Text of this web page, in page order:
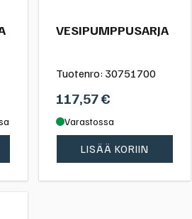
VESIPUMPPUSARJA
Tuotenro: 30751700
117,57€
Varastossa
LISÄÄ KORIIN